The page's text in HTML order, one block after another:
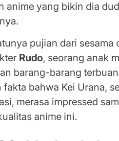
anime yang bikin dia
pujian dari sesama
Rudo, seorang anak
barang-barang
fakta bahwa Kei Urana,
merasa impressed
anime ini.